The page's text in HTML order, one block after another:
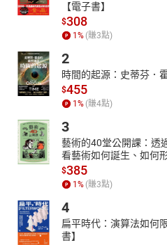
▎閒情與其他藝術形式
本章則拓展到了閒情在服飾裝扮、
響。作者透過對這些藝術形式中閒
文化的多樣性和豐富性，也強調了
的作用。透過深入分析和豐富例證
代社會中的獨特地位和持久影響。
本書特色：本書深入探討「閒情」
與深遠影響，從個人心靈感受到文
書畫，以及文學與其他藝術形式中
情的各種面貌，更揭示其如何成為
要動力，展現了閒情在提升生活品
流方面的獨特價值。
【電子書】
$308
1 % (賺3點)
2
時間的起源：史蒂芬．
$455
1 % (賺4點)
3
藝術的40堂公開課：透
看藝術如何誕生、如何
$385
1 % (賺3點)
4
扁平時代：演算法如何
書】